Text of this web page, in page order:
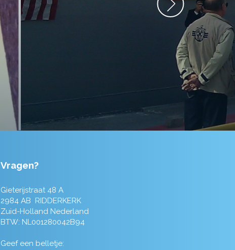
Vragen?
Gieterijstraat 48 A
2984 AB RIDDERKERK
Zuid-Holland Nederland
BTW: NL001280042B94
Geef een belletje: